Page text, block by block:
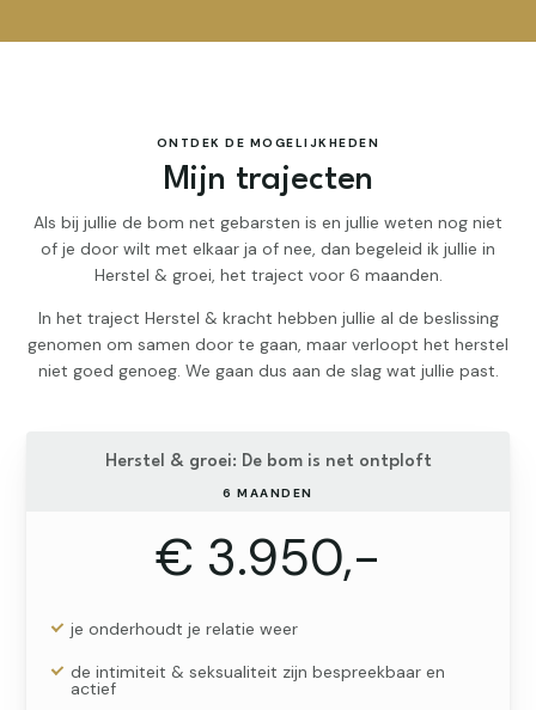
ONTDEK DE MOGELIJKHEDEN
Mijn trajecten
Als bij jullie de bom net gebarsten is en jullie weten nog niet
of je door wilt met elkaar ja of nee, dan begeleid ik jullie in
Herstel & groei, het traject voor 6 maanden.
In het traject Herstel & kracht hebben jullie al de beslissing
genomen om samen door te gaan, maar verloopt het herstel
niet goed genoeg. We gaan dus aan de slag wat jullie past.
Herstel & groei: De bom is net ontploft
6 MAANDEN
€ 3.950,-
je onderhoudt je relatie weer
de intimiteit & seksualiteit zijn bespreekbaar en
actief